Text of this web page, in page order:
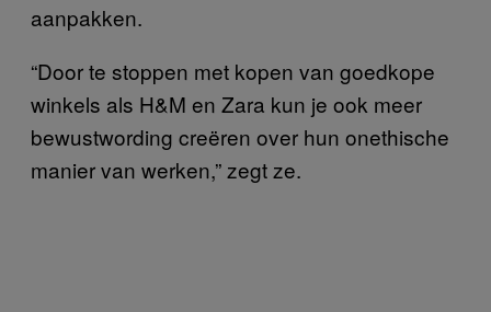
aanpakken.
“Door te stoppen met kopen van goedkope
winkels als H&M en Zara kun je ook meer
bewustwording creëren over hun onethische
manier van werken,” zegt ze.